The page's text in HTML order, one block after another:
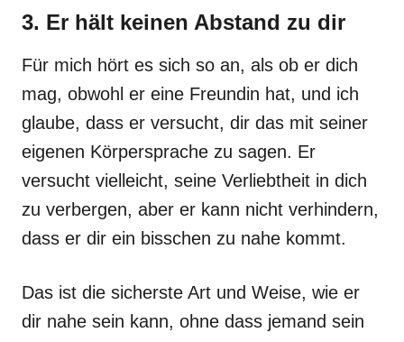
3. Er hält keinen Abstand zu dir
Für mich hört es sich so an, als ob er dich
mag, obwohl er eine Freundin hat, und ich
glaube, dass er versucht, dir das mit seiner
eigenen Körpersprache zu sagen. Er
versucht vielleicht, seine Verliebtheit in dich
zu verbergen, aber er kann nicht verhindern,
dass er dir ein bisschen zu nahe kommt.
Das ist die sicherste Art und Weise, wie er
dir nahe sein kann, ohne dass jemand sein